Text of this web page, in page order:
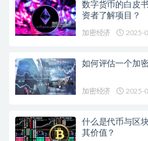
数字货币的白皮
资者了解项目？
加密经济 2025-
如何评估一个加
加密经济 2025-
什么是代币与区
其价值？